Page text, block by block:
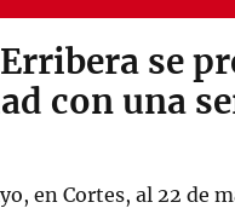
se
con una
en Cortes, al 22 de